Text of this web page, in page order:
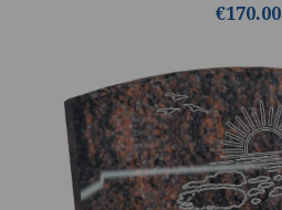
€170.00